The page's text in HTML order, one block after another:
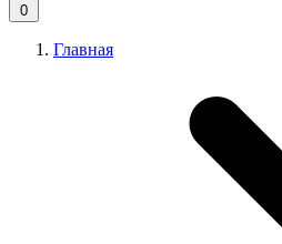
0
Главная